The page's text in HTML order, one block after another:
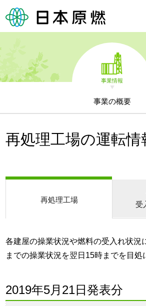
事業情報
事業の概要
再処理工場の運転情
再処理工場
受
各建屋の操業状況や燃料の受入れ状況
までの操業状況を翌日15時までを目処
2019年5月21日発表分